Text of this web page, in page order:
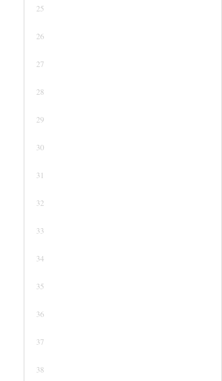
25
26
27
28
29
30
31
32
33
34
35
36
37
38